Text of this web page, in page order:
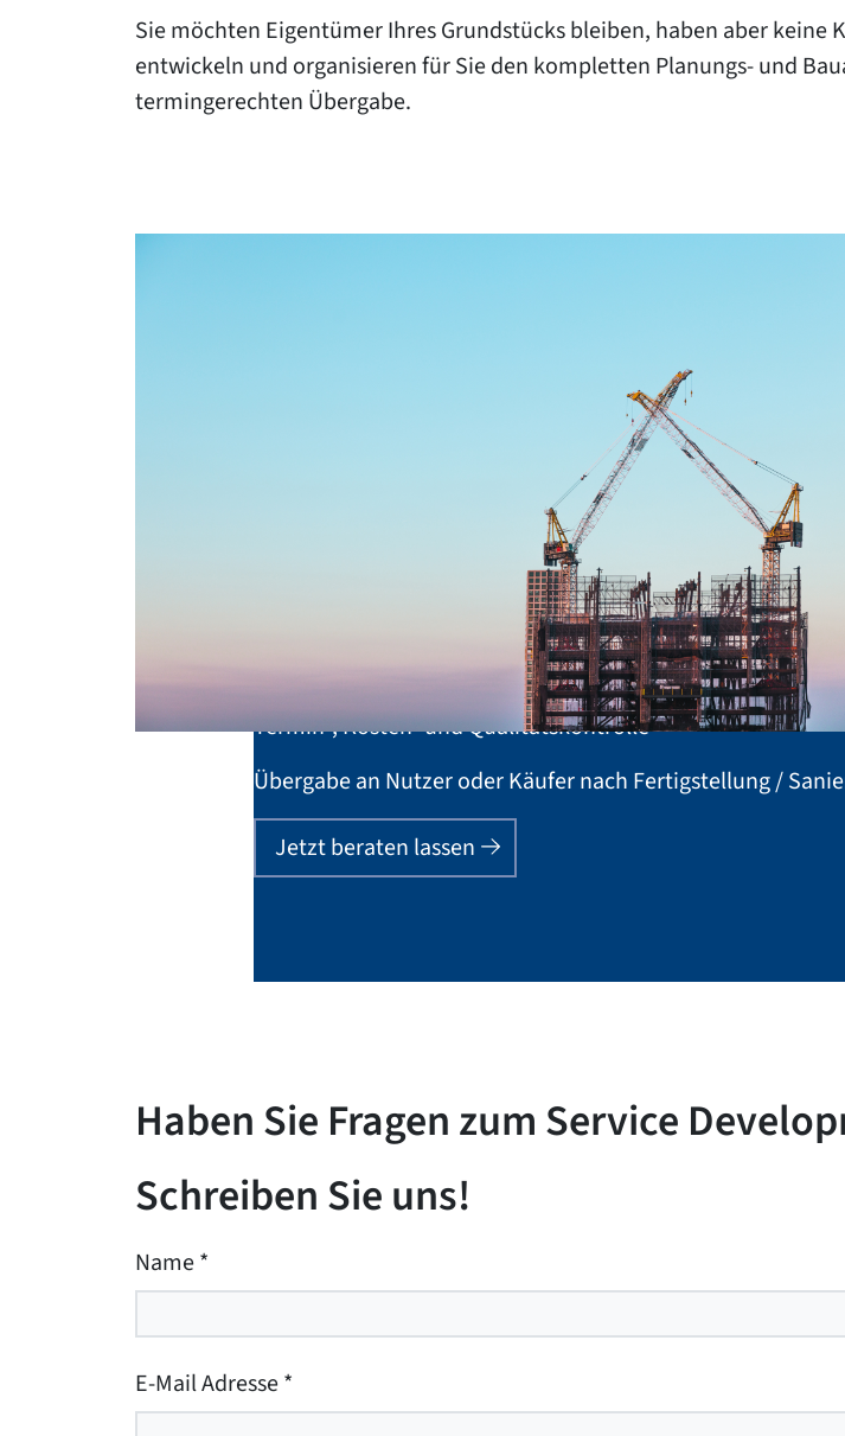
Sie möchten Eigentümer Ihres Grundstücks bleiben, haben aber
entwickeln und organisieren für Sie den kompletten Planungs- und
termingerechten Übergabe.
Auswahl und Steuerung von Fachplanern, Beratern und
Koordination von Behörden- und Genehmigungsprozessen
Konzepterstellung für Nutzung, Städtebau und
Ausschreibungs- und Vergabeprozesse
Termin-, Kosten- und Qualitätskontrolle
Übergabe an Nutzer oder Käufer nach Fertigstellung /
Jetzt beraten lassen
Haben Sie Fragen zum Service
Schreiben Sie uns!
Name*
E-Mail Adresse*